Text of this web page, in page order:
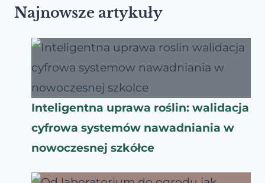
Najnowsze artykuły
Inteligentna uprawa roślin: walidacja
cyfrowa systemów nawadniania w
nowoczesnej szkółce